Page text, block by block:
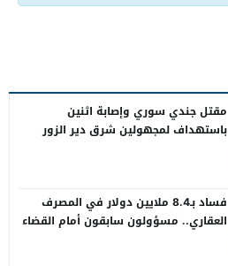
مقتل جندي سوري وإصابة اثنين
باستهداف لمجهولين شرق دير الزور
فساد بـ8.4 ملايين دولار في المصرف
العقاري.. مسؤولون سابقون أمام القضاء